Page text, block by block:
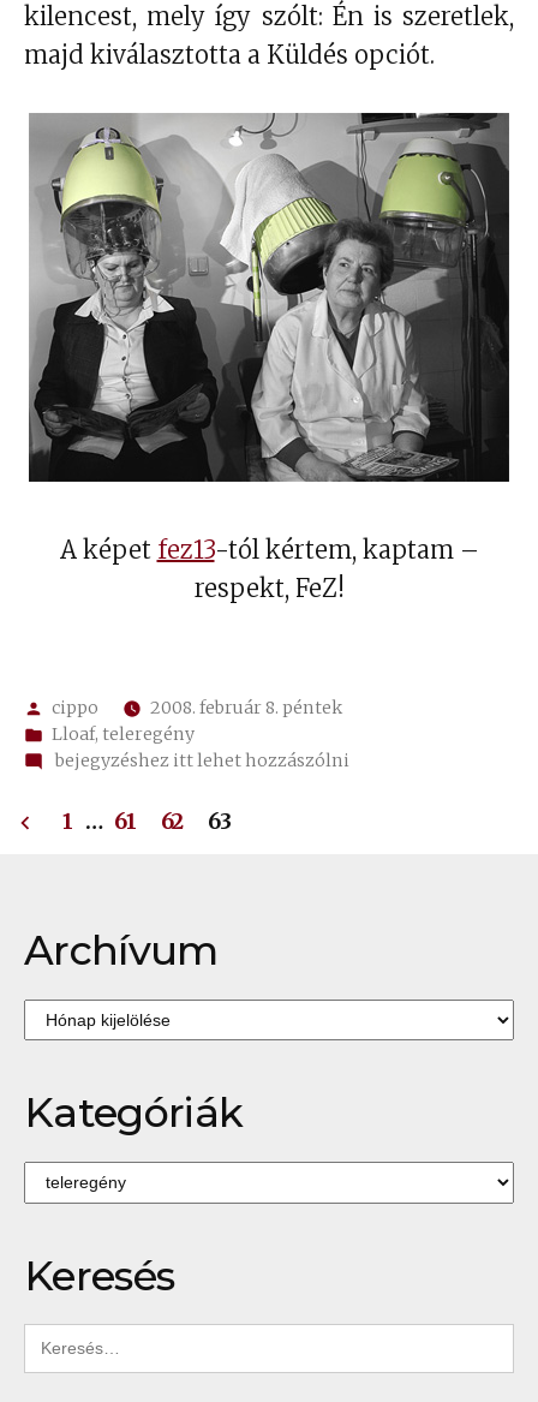
kilencest, mely így szólt: Én is szeretlek,
majd kiválasztotta a Küldés opciót.
A képet fez13-tól kértem, kaptam –
respekt, FeZ!
Szerző:
cippo
2008. február 8. péntek
Kategória:
Lloaf, teleregény
on
29.
bejegyzéshez itt lehet hozzászólni
Bejegyzések
1 … 61 62 63
Archívum
Archívum
Kategóriák
Kategóriák
Keresés
Keresés: